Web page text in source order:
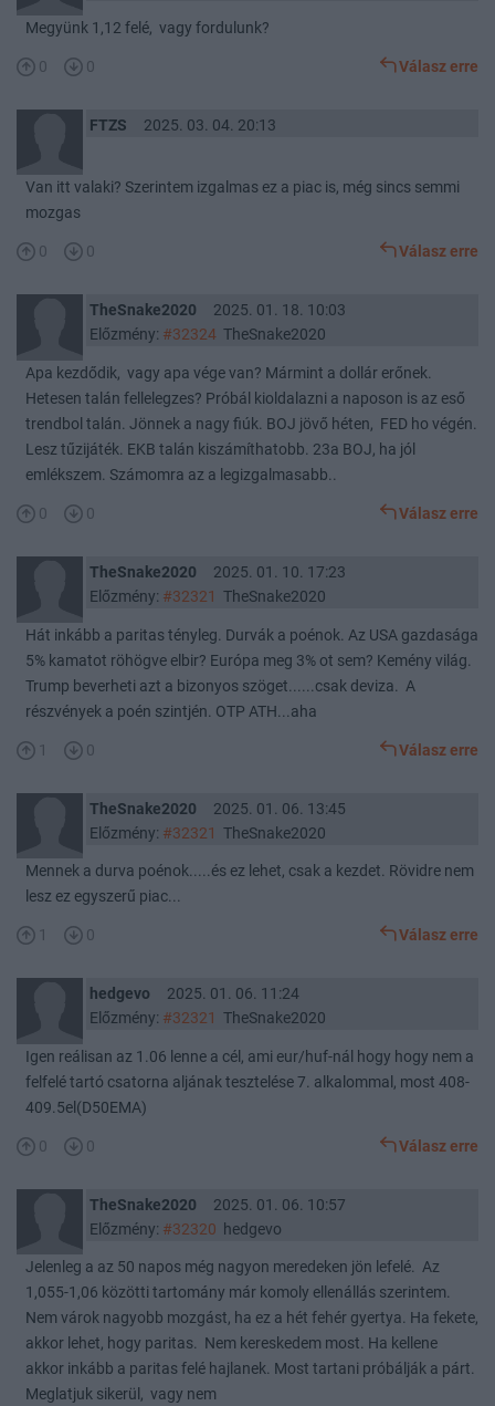
Megyünk 1,12 felé, vagy fordulunk?
0 0 Válasz erre
FTZS 2025. 03. 04. 20:13
Van itt valaki? Szerintem izgalmas ez a piac is, még sincs semmi
mozgas
0 0 Válasz erre
TheSnake2020
2025. 01. 18. 10:03
Előzmény: #32324TheSnake2020
Apa kezdődik, vagy apa vége van? Mármint a dollár erőnek.
Hetesen talán fellelegzes? Próbál kioldalazni a naposon is az eső
trendbol talán. Jönnek a nagy fiúk. BOJ jövő héten, FED ho végén.
Lesz tűzijáték. EKB talán kiszámíthatobb. 23a BOJ, ha jól
emlékszem. Számomra az a legizgalmasabb..
0 0 Válasz erre
TheSnake2020
2025. 01. 10. 17:23
Előzmény: #32321 TheSnake2020
Hát inkább a paritas tényleg. Durvák a poénok. Az USA gazdasága
5% kamatot röhögve elbir? Európa meg 3% ot sem? Kemény világ.
Trump beverheti azt a bizonyos szöget......csak deviza. A
részvények a poén szintjén. OTP ATH...aha
1 0 Válasz erre
TheSnake2020
2025. 01. 06. 13:45
Előzmény: #32321 TheSnake2020
Mennek a durva poénok.....és ez lehet, csak a kezdet. Rövidre nem
lesz ez egyszerű piac...
1 0 Válasz erre
hedgevo
2025. 01. 06. 11:24
Előzmény: #32321 TheSnake2020
Igen reálisan az 1.06 lenne a cél, ami eur/huf-nál hogy hogy nem a
felfelé tartó csatorna aljának tesztelése 7. alkalommal, most 408-
409.5el(D50EMA)
0 0 Válasz erre
TheSnake2020
2025. 01. 06. 10:57
Előzmény: #32320 hedgevo
Jelenleg a az 50 napos még nagyon meredeken jön lefelé. Az
1,055-1,06 közötti tartomány már komoly ellenállás szerintem.
Nem várok nagyobb mozgást, ha ez a hét fehér gyertya. Ha fekete,
akkor lehet, hogy paritas. Nem kereskedem most. Ha kellene
akkor inkább a paritas felé hajlanek. Most tartani próbálják a párt.
Meglatjuk sikerül, vagy nem